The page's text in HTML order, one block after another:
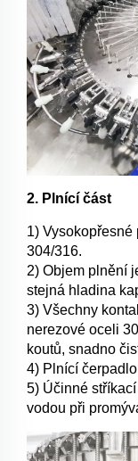
2. Plnící část
1)
304/316.
2) Objem plnění
stejná hladina
3) Všechny
nerezové oceli
koutů, snadno
4) Plnící
5) Účinné
vodou při